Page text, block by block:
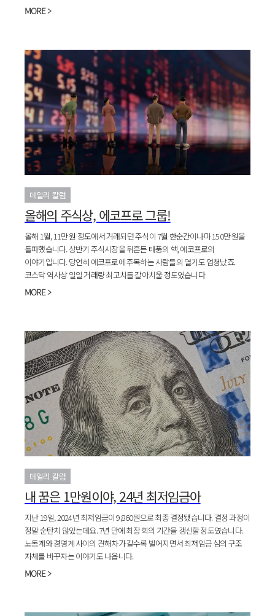
MORE >
데일리 칼럼
올해의 주식상, 에코프로 그룹!
올해 1월, 11만 원 정도에서 거래되던 주식이 7월 한순간이나마 150만 원을
돌파했습니다. 상반기 주식시장을 뒤흔든 태풍의 핵, 에코프로의
이야기입니다. 당연히 에코프로에 주목하는 사람들의 열기도 엄청났죠.
코스닥 역사상 일일 거래량 최고치를 갈아치울 정도였습니다
MORE >
데일리 칼럼
내 꿈은 1만원이야, 24년 최저임금아
지난 19일, 2024년 최저임금이 9,860원으로 최종 결정됐습니다. 결정 과정이
정말 순탄치 않았는데요. 7년 만에 최장 회의 기간을 갱신할 정도였습니다.
노동계와 경영계 사이의 견해차가 갈수록 벌어지면서 최저임금 심의 구조
자체를 바꾸자는 이야기도 나옵니다.
MORE >